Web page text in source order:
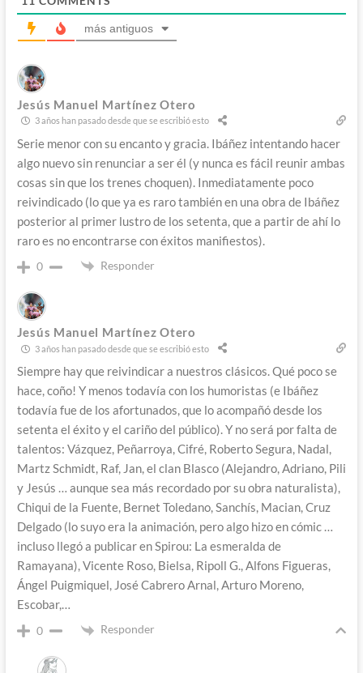
más antiguos
Jesús Manuel Martínez Otero
3 años han pasado desde que se escribió esto
Serie menor con su encanto y gracia. Ibáñez intentando hacer
algo nuevo sin renunciar a ser él (y nunca es fácil reunir ambas
cosas sin que los trenes choquen). Inmediatamente poco
reivindicado (lo que ya es raro también en una obra de Ibáñez
posterior al primer lustro de los setenta, que a partir de ahí lo
raro es no encontrarse con éxitos manifiestos).
0 Responder
Jesús Manuel Martínez Otero
3 años han pasado desde que se escribió esto
Siempre hay que reivindicar a nuestros clásicos. Qué poco se
hace, coño! Y menos todavía con los humoristas (e Ibáñez
todavía fue de los afortunados, que lo acompañó desde los
setenta el éxito y el cariño del público). Y no será por falta de
talentos: Vázquez, Peñarroya, Cifré, Roberto Segura, Nadal,
Martz Schmidt, Raf, Jan, el clan Blasco (Alejandro, Adriano, Pili
y Jesús … aunque sea más recordado por su obra naturalista),
Chiqui de la Fuente, Bernet Toledano, Sanchís, Macian, Cruz
Delgado (lo suyo era la animación, pero algo hizo en cómic …
incluso llegó a publicar en Spirou: La esmeralda de
Ramayana), Vicente Roso, Bielsa, Ripoll G., Alfons Figueras,
Ángel Puigmiquel, José Cabrero Arnal, Arturo Moreno,
Escobar,…
0 Responder